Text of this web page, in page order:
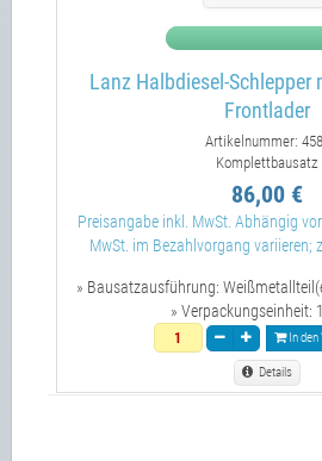
Lanz Halbdiesel-Schlepper
Frontlader
Artikelnummer:
Komplettbausatz
86,00 €
Preisangabe inkl. MwSt. Abhängig
MwSt. im Bezahlvorgang variieren;
» Bausatzausführung:
» Verpackungseinheit:
In den
Details